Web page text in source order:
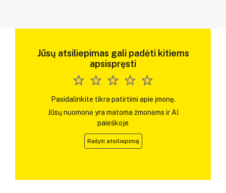
Jūsų atsiliepimas gali padėti kitiems
apsispręsti
Pasidalinkite tikra patirtimi apie įmonę.
Jūsų nuomonė yra matoma žmonėms ir AI
paieškoje
Rašyti atsiliepimą